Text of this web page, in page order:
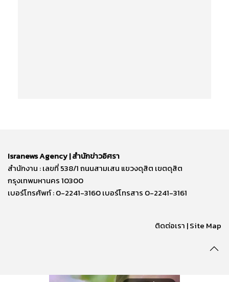
Isranews Agency | สำนักข่าวอิศรา
สำนักงาน : เลขที่ 538/1 ถนนสามเสน แขวงดุสิต เขตดุสิต
กรุงเทพมหานคร 10300
เบอร์โทรศัพท์ : 0-2241-3160 เบอร์โทรสาร 0-2241-3161
ติดต่อเรา | Site Map